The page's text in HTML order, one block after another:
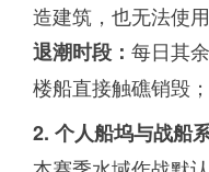
造建筑，也无法使用
退潮时段： 每日其
楼船直接触礁销毁
2. 个人船坞与战船